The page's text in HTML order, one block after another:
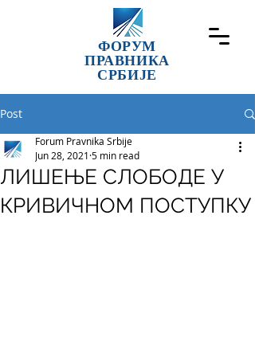
ФОРУМ
ПРАВНИКА
СРБИЈЕ
Post
ЛИШЕЊЕ СЛОБОДЕ У
КРИВИЧНОМ ПОСТУПКУ
Forum Pravnika Srbije
Jun 28, 2021 5 min read